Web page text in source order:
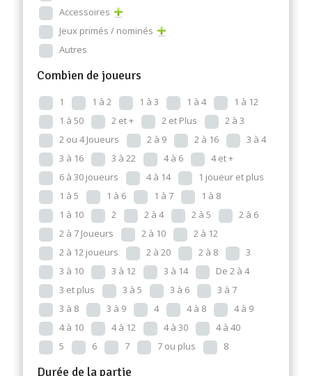
Accessoires
Jeux primés / nominés
Autres
Combien de joueurs
1 1 à 2 1 à 3 1 à 4
1 à 12
1 à 50
2 et + 2 et Plus
2 à 3
2 ou 4 Joueurs
2 à 9 2 à 16
3 à 4
3 à 16
3 à 22 4 à 6
4 et +
6 à 30 joueurs
4 à 14
1 joueur et plus
1 à 5
1 à 6 1 à 7
1 à 8
1 à 10
2 2 à 4 2 à 5
2 à 6
2 à 7 Joueurs
2 à 10
2 à 12
2 à 12 joueurs
2 à 20 2 à 8
3
3 à 10
3 à 12 3 à 14
De 2 à 4
3 et plus
3 à 5 3 à 6
3 à 7
3 à 8
3 à 9 4 4 à 8
4 à 9
4 à 10
4 à 12 4 à 30
4 à 40
5
6 7 7 ou plus 8
Durée de la partie